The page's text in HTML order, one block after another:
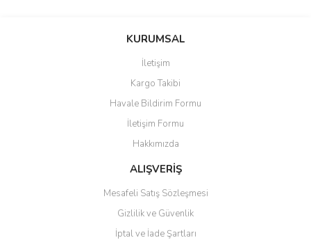
Bu ürüne ilk yorumu siz yapın!
Ürün resmi kalitesiz, bozuk veya görüntülenemiyor.
Ürün açıklamasında eksik bilgiler bulunuyor.
Ürün bilgilerinde hatalar bulunuyor.
Ürün fiyatı diğer sitelerden daha pahalı.
Bu ürüne benzer farklı alternatifler olmalı.
KURUMSAL
İletişim
Kargo Takibi
Havale Bildirim Formu
İletişim Formu
Hakkımızda
ALIŞVERİŞ
Mesafeli Satış Sözleşmesi
Gizlilik ve Güvenlik
İptal ve İade Şartları